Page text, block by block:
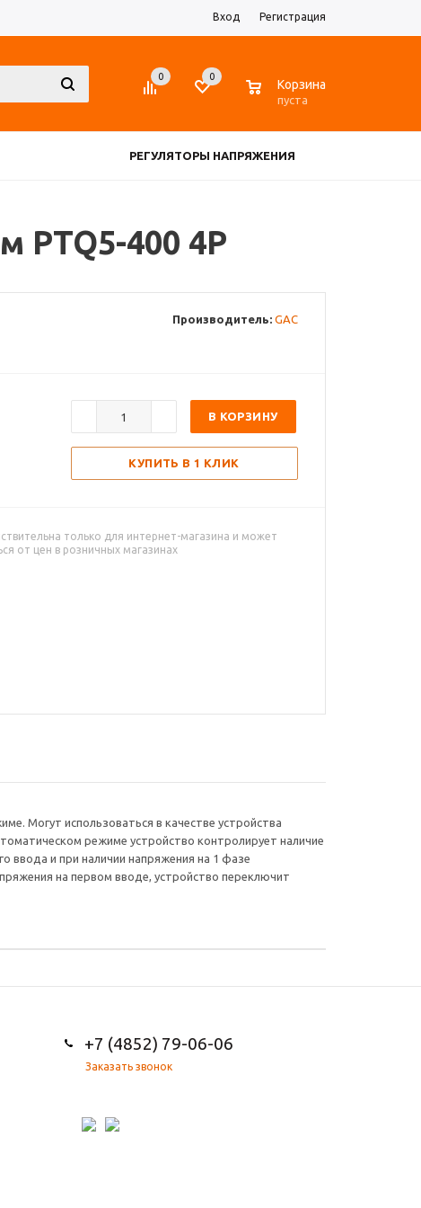
Вход Регистрация
0 0
Корзина
пуста
РЕГУЛЯТОРЫ НАПРЯЖЕНИЯ
ДАТЧИКИ
PTQ5-400 4P
Производитель: GAC
В КОРЗИНУ
КУПИТЬ В 1 КЛИК
только для интернет-магазина и может
от цен в розничных магазинах
Могут использоваться в качестве устройства
режиме устройство контролирует наличие
ввода и при наличии напряжения на 1 фазе
на первом вводе, устройство переключит
+7 (4852) 79-06-06
Заказать звонок